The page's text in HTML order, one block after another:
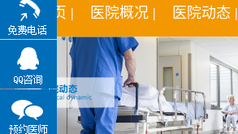
网站首页 | 医院概况 | 医院动态 |